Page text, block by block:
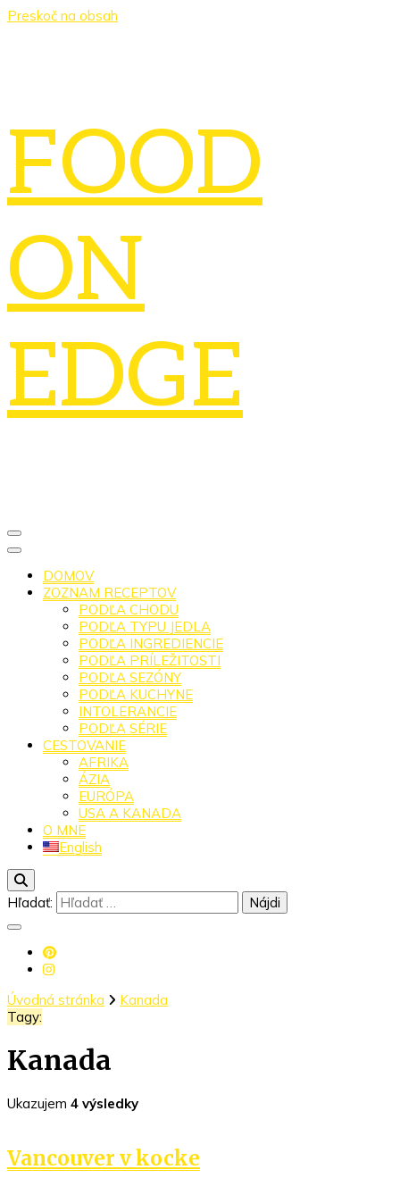
Preskoč na obsah
FOOD
ON
EDGE
DOMOV
ZOZNAM RECEPTOV
PODĽA CHODU
PODĽA TYPU JEDLA
PODĽA INGREDIENCIE
PODĽA PRÍLEŽITOSTI
PODĽA SEZÓNY
PODĽA KUCHYNE
INTOLERANCIE
PODĽA SÉRIE
CESTOVANIE
AFRIKA
ÁZIA
EURÓPA
USA A KANADA
O MNE
English
Hľadať:
Úvodná stránka
Kanada
Tagy:
Kanada
Ukazujem 4 výsledky
Vancouver v kocke